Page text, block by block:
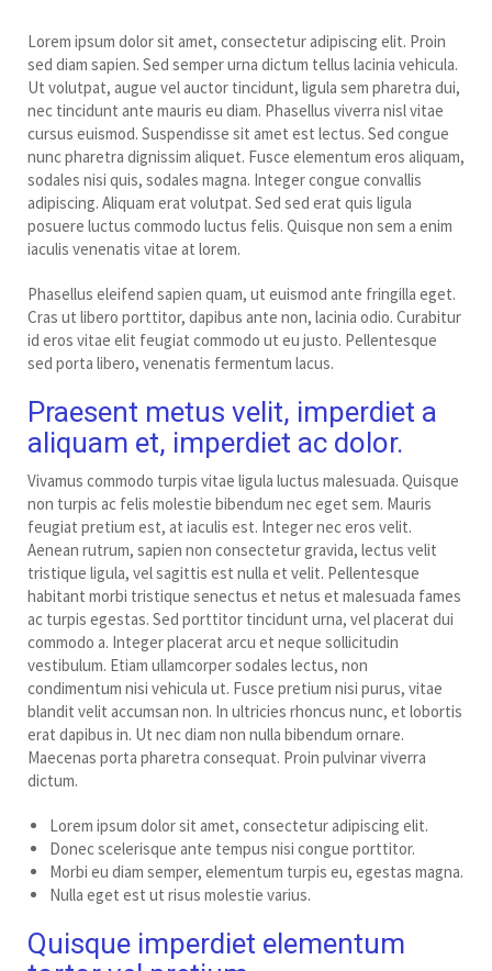
Lorem ipsum dolor sit amet, consectetur adipiscing elit. Proin
sed diam sapien. Sed semper urna dictum tellus lacinia vehicula.
Ut volutpat, augue vel auctor tincidunt, ligula sem pharetra dui,
nec tincidunt ante mauris eu diam. Phasellus viverra nisl vitae
cursus euismod. Suspendisse sit amet est lectus. Sed congue
nunc pharetra dignissim aliquet. Fusce elementum eros aliquam,
sodales nisi quis, sodales magna. Integer congue convallis
adipiscing. Aliquam erat volutpat. Sed sed erat quis ligula
posuere luctus commodo luctus felis. Quisque non sem a enim
iaculis venenatis vitae at lorem.
Phasellus eleifend sapien quam, ut euismod ante fringilla eget.
Cras ut libero porttitor, dapibus ante non, lacinia odio. Curabitur
id eros vitae elit feugiat commodo ut eu justo. Pellentesque
sed porta libero, venenatis fermentum lacus.
Praesent metus velit, imperdiet a
aliquam et, imperdiet ac dolor.
Vivamus commodo turpis vitae ligula luctus malesuada. Quisque
non turpis ac felis molestie bibendum nec eget sem. Mauris
feugiat pretium est, at iaculis est. Integer nec eros velit.
Aenean rutrum, sapien non consectetur gravida, lectus velit
tristique ligula, vel sagittis est nulla et velit. Pellentesque
habitant morbi tristique senectus et netus et malesuada fames
ac turpis egestas. Sed porttitor tincidunt urna, vel placerat dui
commodo a. Integer placerat arcu et neque sollicitudin
vestibulum. Etiam ullamcorper sodales lectus, non
condimentum nisi vehicula ut. Fusce pretium nisi purus, vitae
blandit velit accumsan non. In ultricies rhoncus nunc, et lobortis
erat dapibus in. Ut nec diam non nulla bibendum ornare.
Maecenas porta pharetra consequat. Proin pulvinar viverra
dictum.
Lorem ipsum dolor sit amet, consectetur adipiscing elit.
Donec scelerisque ante tempus nisi congue porttitor.
Morbi eu diam semper, elementum turpis eu, egestas magna.
Nulla eget est ut risus molestie varius.
Quisque imperdiet elementum